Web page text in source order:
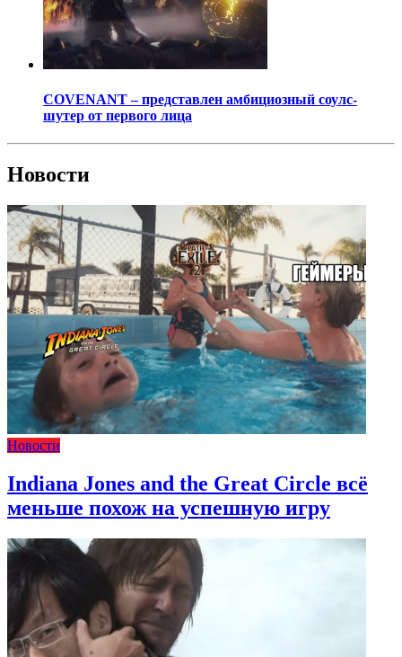
COVENANT – представлен амбициозный соулс-
шутер от первого лица
Новости
Новости
Indiana Jones and the Great Circle всё
меньше похож на успешную игру